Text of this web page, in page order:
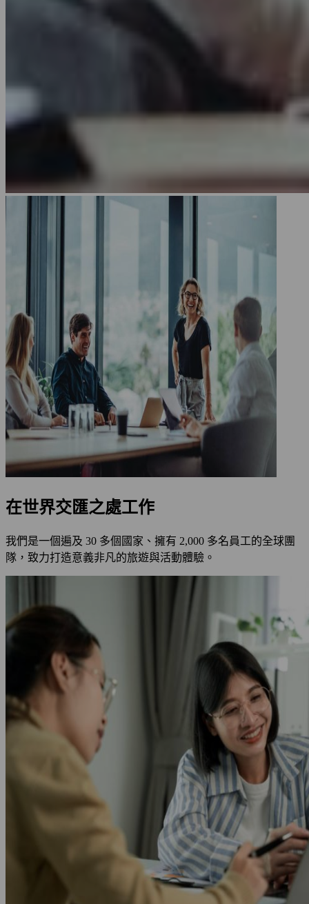
在世界交匯之處工作
我們是一個遍及 30 多個國家、擁有 2,000 多名員工的全球團
隊，致力打造意義非凡的旅遊與活動體驗。